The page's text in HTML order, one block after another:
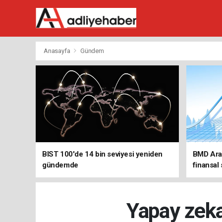
Anasayfa Gündem
BIST 100'de 14 bin seviyesi yeniden
gündemde
BMD
finansal
Yapay